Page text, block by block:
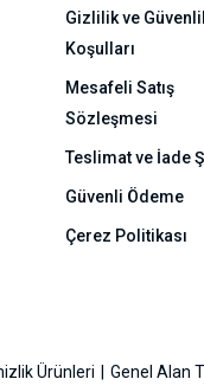
Gizlilik ve
Koşulları
Mesafeli Satış
Sözleşmesi
Teslimat ve İade
Güvenli Ödeme
Çerez Politikası
Ürünleri Genel Alan